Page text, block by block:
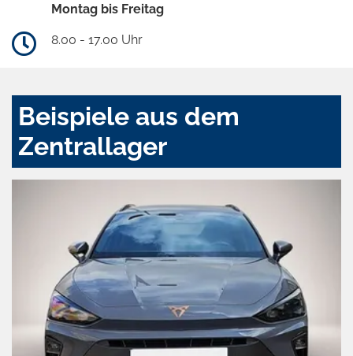
Montag bis Freitag
8.00 - 17.00 Uhr
Beispiele aus dem
Zentrallager